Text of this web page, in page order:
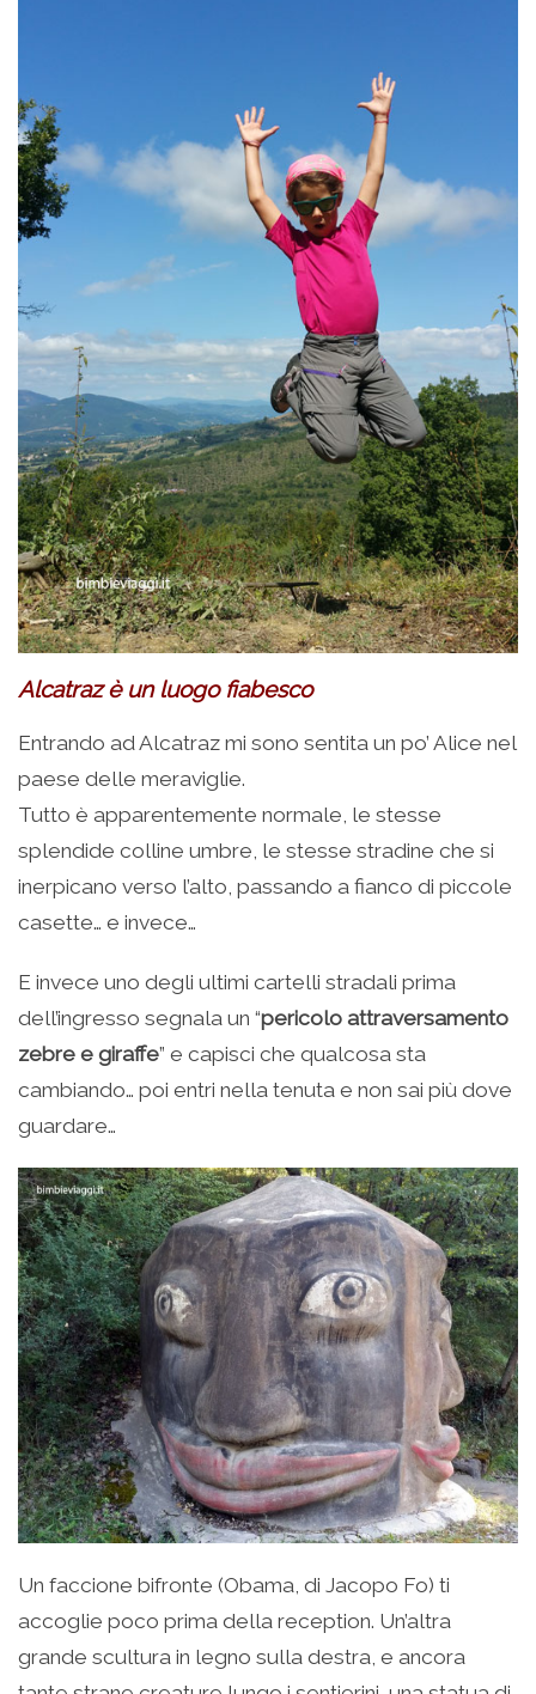
Alcatraz è un luogo fiabesco
Entrando ad Alcatraz mi sono sentita un po’ Alice nel
paese delle meraviglie.
Tutto è apparentemente normale, le stesse
splendide colline umbre, le stesse stradine che si
inerpicano verso l’alto, passando a fianco di piccole
casette… e invece…
E invece uno degli ultimi cartelli stradali prima
dell’ingresso segnala un “pericolo attraversamento
zebre e giraffe” e capisci che qualcosa sta
cambiando… poi entri nella tenuta e non sai più dove
guardare…
Un faccione bifronte (Obama, di Jacopo Fo) ti
accoglie poco prima della reception. Un’altra
grande scultura in legno sulla destra, e ancora